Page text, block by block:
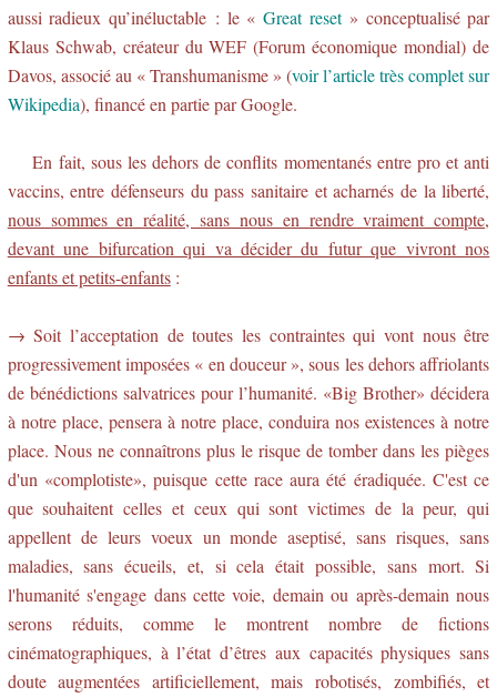
aussi radieux qu’inéluctable : le «Great reset» conceptualisé par
Klaus Schwab, créateur du WEF (Forum économique mondial) de
Davos, associé au « Transhumanisme » (voir l’article très complet sur
Wikipedia), financé en partie par Google.
En fait, sous les dehors de conflits momentanés entre pro et anti
vaccins, entre défenseurs du pass sanitaire et acharnés de la liberté,
nous sommes en réalité, sans nous en rendre vraiment compte,
devant une bifurcation qui va décider du futur que vivront nos
enfants et petits-enfants:
→ Soit l’acceptation de toutes les contraintes qui vont nous être
progressivement imposées « en douceur », sous les dehors affriolants
de bénédictions salvatrices pour l’humanité. «Big Brother» décidera
à notre place, pensera à notre place, conduira nos existences à notre
place. Nous ne connaîtrons plus le risque de tomber dans les pièges
d'un «complotiste», puisque cette race aura été éradiquée. C'est ce
que souhaitent celles et ceux qui sont victimes de la peur, qui
appellent de leurs voeux un monde aseptisé, sans risques, sans
maladies, sans écueils, et, si cela était possible, sans mort. Si
l'humanité s'engage dans cette voie, demain ou après-demain nous
serons réduits, comme le montrent nombre de fictions
cinématographiques, à l’état d’êtres aux capacités physiques sans
doute augmentées artificiellement, mais robotisés, zombifiés, et